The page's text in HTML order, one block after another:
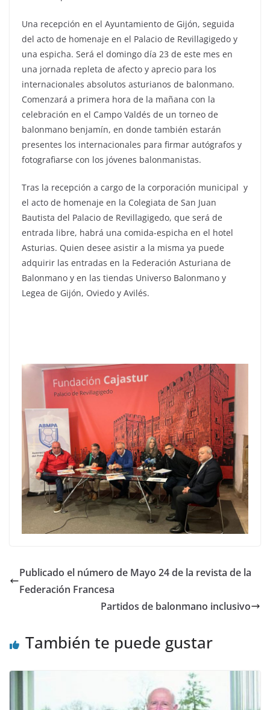
Una recepción en el Ayuntamiento de Gijón, seguida
del acto de homenaje en el Palacio de Revillagigedo y
una espicha. Será el domingo día 23 de este mes en
una jornada repleta de afecto y aprecio para los
internacionales absolutos asturianos de balonmano.
Comenzará a primera hora de la mañana con la
celebración en el Campo Valdés de un torneo de
balonmano benjamín, en donde también estarán
presentes los internacionales para firmar autógrafos y
fotografiarse con los jóvenes balonmanistas.
Tras la recepción a cargo de la corporación municipal y
el acto de homenaje en la Colegiata de San Juan
Bautista del Palacio de Revillagigedo, que será de
entrada libre, habrá una comida-espicha en el hotel
Asturias. Quien desee asistir a la misma ya puede
adquirir las entradas en la Federación Asturiana de
Balonmano y en las tiendas Universo Balonmano y
Legea de Gijón, Oviedo y Avilés.
Publicado el número de Mayo 24 de la revista de la
Federación Francesa
Partidos de balonmano inclusivo
También te puede gustar